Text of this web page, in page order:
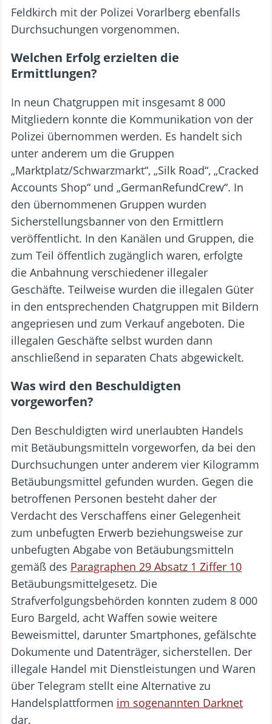
Feldkirch mit der Polizei Vorarlberg ebenfalls
Durchsuchungen vorgenommen.
Welchen Erfolg erzielten die
Ermittlungen?
In neun Chatgruppen mit insgesamt 8 000
Mitgliedern konnte die Kommunikation von der
Polizei übernommen werden. Es handelt sich
unter anderem um die Gruppen
„Marktplatz/Schwarzmarkt“, „Silk Road“, „Cracked
Accounts Shop“ und „GermanRefundCrew“. In
den übernommenen Gruppen wurden
Sicherstellungsbanner von den Ermittlern
veröffentlicht. In den Kanälen und Gruppen, die
zum Teil öffentlich zugänglich waren, erfolgte
die Anbahnung verschiedener illegaler
Geschäfte. Teilweise wurden die illegalen Güter
in den entsprechenden Chatgruppen mit Bildern
angepriesen und zum Verkauf angeboten. Die
illegalen Geschäfte selbst wurden dann
anschließend in separaten Chats abgewickelt.
Was wird den Beschuldigten
vorgeworfen?
Den Beschuldigten wird unerlaubten Handels
mit Betäubungsmitteln vorgeworfen, da bei den
Durchsuchungen unter anderem vier Kilogramm
Betäubungsmittel gefunden wurden. Gegen die
betroffenen Personen besteht daher der
Verdacht des Verschaffens einer Gelegenheit
zum unbefugten Erwerb beziehungsweise zur
unbefugten Abgabe von Betäubungsmitteln
gemäß des Paragraphen 29 Absatz 1 Ziffer 10
Betäubungsmittelgesetz. Die
Strafverfolgungsbehörden konnten zudem 8 000
Euro Bargeld, acht Waffen sowie weitere
Beweismittel, darunter Smartphones, gefälschte
Dokumente und Datenträger, sicherstellen. Der
illegale Handel mit Dienstleistungen und Waren
über Telegram stellt eine Alternative zu
Handelsplattformen im sogenannten Darknet
dar.